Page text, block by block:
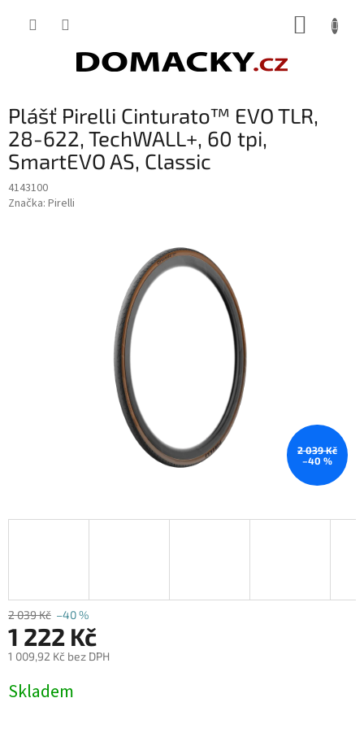
Plášť Pirelli Cinturato™ EVO TLR,
28-622, TechWALL+, 60 tpi,
SmartEVO AS, Classic
4143100
Značka: Pirelli
2 039 Kč
–40 %
2 039 Kč –40 %
1 222 Kč
1 009,92 Kč bez DPH
cena:
Skladem